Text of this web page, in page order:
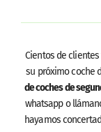
Cientos de
su próximo coche
de coches de
whatsapp o
hayamos